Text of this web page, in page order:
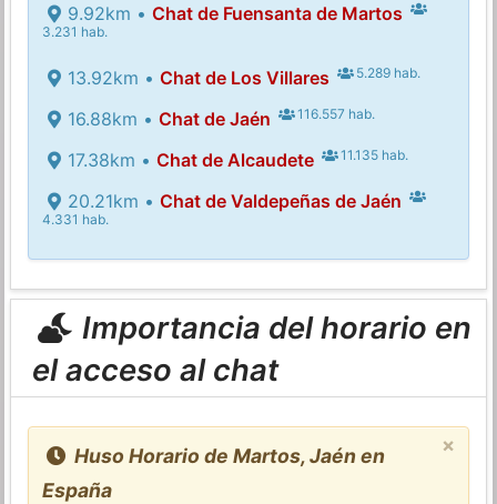
9.92km • Chat de Fuensanta de Martos
3.231 hab.
13.92km • Chat de Los Villares 5.289 hab.
16.88km • Chat de Jaén 116.557 hab.
17.38km • Chat de Alcaudete 11.135 hab.
20.21km • Chat de Valdepeñas de Jaén
4.331 hab.
Importancia del horario en
el acceso al chat
×
Huso Horario de Martos, Jaén en
España